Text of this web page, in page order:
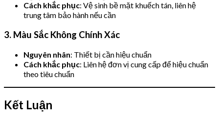
Cách khắc phục: Vệ sinh bề mặt khuếch tán, liên hệ
trung tâm bảo hành nếu cần
3. Màu Sắc Không Chính Xác
Nguyên nhân: Thiết bị cần hiệu chuẩn
Cách khắc phục: Liên hệ đơn vị cung cấp để hiệu chuẩn
theo tiêu chuẩn
Kết Luận